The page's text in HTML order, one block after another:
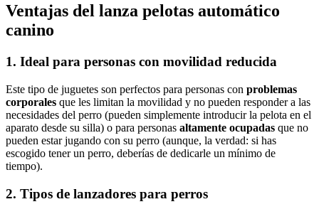
Ventajas del lanza pelotas automático
canino
1. Ideal para personas con movilidad reducida
Este tipo de juguetes son perfectos para personas con problemas
corporales que les limitan la movilidad y no pueden responder a las
necesidades del perro (pueden simplemente introducir la pelota en el
aparato desde su silla) o para personas altamente ocupadas que no
pueden estar jugando con su perro (aunque, la verdad: si has
escogido tener un perro, deberías de dedicarle un mínimo de
tiempo).
2. Tipos de lanzadores para perros